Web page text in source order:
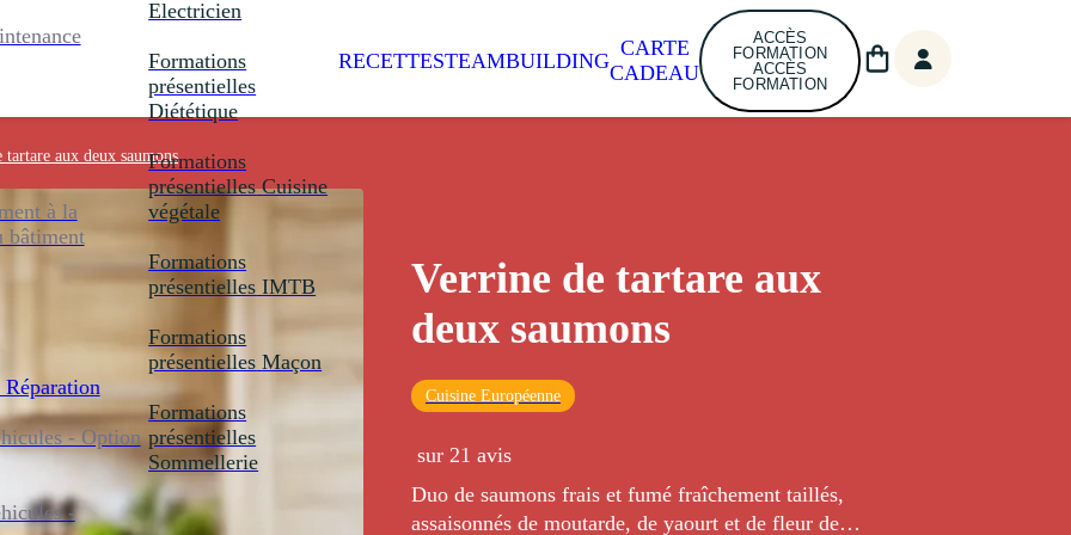
à la
bâtiment
- Option
-
Electricien
Formations
présentielles
Diététique
Formations
présentielles Cuisine
végétale
Formations
présentielles IMTB
Formations
présentielles Maçon
Formations
présentielles
Sommellerie
RECETTESTEAMBUILDING
CARTE
CADEAU
ACCÈS
FORMATION
ACCÈS
FORMATION
tartare aux deux saumons
Verrine de tartare aux
deux saumons
Cuisine Européenne
sur 21 avis
Duo de saumons frais et fumé fraîchement taillés,
assaisonnés de moutarde, de yaourt et de fleur de